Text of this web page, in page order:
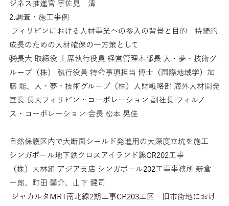
ジネス推進官 宇佐見 清
2.調査・施工事例
フィリピンにおける人材事業への参入の背景と目的 持続的
成長のための人材確保の一方策として
㈱長大 取締役 上席執行役員 経営管理本部長 人・夢・技術グ
ループ（株） 執行役員 特命事項担当 博士（国際地域学）加
藤 聡、人・夢・技術グループ（株）人財戦略部 海外人材開発
室長 長大フィリピン・コーポレーション 副社長 フィルノ
ス・コーポレーション 会長 松本 晃佳
自然保護区内で大断面シールド発進用の大深度立坑を施工
シンガポール地下鉄クロスアイランド線CR202工事
（株）大林組 アジア支店 シンガポール202工事事務所 新倉
一郎、町田 馨介、山下 健司
ジャカルタMRT南北線2期工事CP203工区 旧市街地におけ